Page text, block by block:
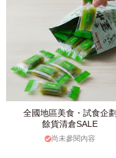
全國地區美食・試食企劃
餘貨清倉SALE
尚未參閱內容